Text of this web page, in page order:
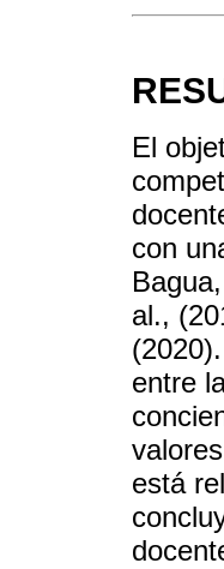
El
con
al.,
entre
está